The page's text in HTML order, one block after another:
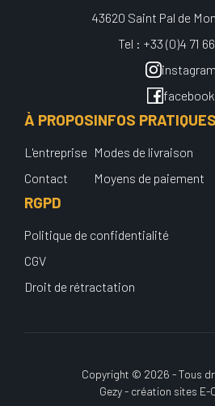
43620 Saint Pal de
Tel : +33 (0)4 71
instagram
facebook
À PROPOS
L'entreprise
Contact
INFOS PRATIQUES
Modes de livraison
Moyens de paiement
RGPD
Politique de confidentialité
CGV
Droit de rétractation
Copyright © 2026 - Tous
Gezy - création sites E-